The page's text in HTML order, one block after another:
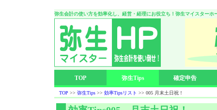
弥生会計の使い方を効率化し、経営・経理にお役立ち！弥生マイスターホ
TOP 弥生Tips 確定申告
TOP >> 弥生Tips >> 効率Tipsリスト >> 005 月末土日祝！